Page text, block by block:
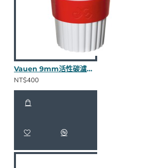
Vauen 9mm活性碳濾心（含100顆新款Vauen濾心)
NT$400